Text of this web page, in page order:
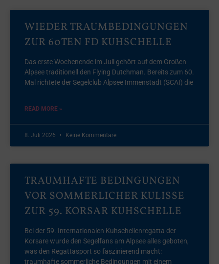
WIEDER TRAUMBEDINGUNGEN
ZUR 60TEN FD KUHSCHELLE
Das erste Wochenende im Juli gehört auf dem Großen
Alpsee traditionell den Flying Dutchman. Bereits zum 60.
Mal richtete der Segelclub Alpsee Immenstadt (SCAI) die
READ MORE »
8. Juli 2026 Keine Kommentare
TRAUMHAFTE BEDINGUNGEN
VOR SOMMERLICHER KULISSE
ZUR 59. KORSAR KUHSCHELLE
Bei der 59. Internationalen Kuhschellenregatta der
Korsare wurde den Segelfans am Alpsee alles geboten,
was den Regattasport so faszinierend macht:
traumhafte sommerliche Bedingungen mit einem